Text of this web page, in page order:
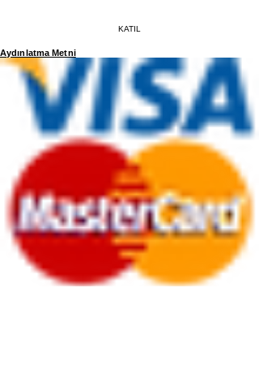
KATIL
Aydınlatma Metni